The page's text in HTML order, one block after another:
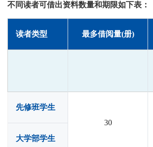
不同读者可借出资料数量和期限如下表：
读者类型 最多借阅量(册)
先修班学生
30
大学部学生